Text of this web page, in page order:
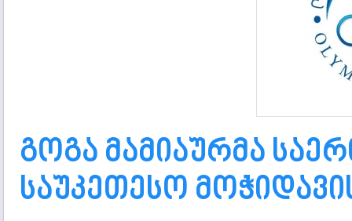
გოგა მამიაურმა
საუკეთესო